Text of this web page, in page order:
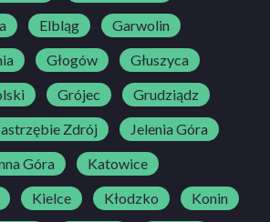
Elbląg
Garwolin
Głogów
Głuszyca
Grójec
Grudziądz
Zdrój
Jelenia Góra
Góra
Katowice
Kielce Kłodzko
Konin